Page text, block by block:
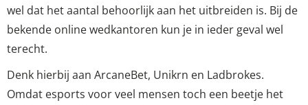
wel dat het aantal behoorlijk aan het uitbreiden is. Bij de
bekende online wedkantoren kun je in ieder geval wel
terecht.
Denk hierbij aan ArcaneBet, Unikrn en Ladbrokes.
Omdat esports voor veel mensen toch een beetje het